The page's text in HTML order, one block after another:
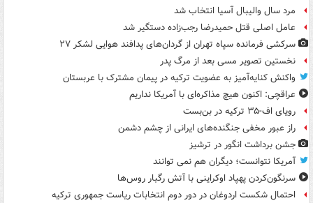
مرد سال والیبال آسیا انتخاب شد
عامل اصلی قتل حمیدرضا رجب‌زاده دستگیر شد
سرکشی فرمانده سپاه تهران از گردان‌های پدافند هوایی لشکر ۲۷
نخستین تصویر مسی بعد از مرگ پدر
واکنش کنایه‌آمیز به عضویت ترکیه در پیمان مشترک با عربستان
عراقچی: اکنون هیچ مذاکره‌ای با آمریکا نداریم
رویای اف-۳۵ ترکیه در بن‌بست
راز عبور مخفی جنگنده‌های ایرانی از چشم دشمن
جشن برداشت انگور در ترشیز
آمریکا نتوانست؛ دیگران هم نمی توانند
سرنگون‌کردن پهپاد اوکراینی با آتش رگبار روس‌ها
احتمال شکست اردوغان در دور دوم انتخابات ریاست جمهوری ترکیه